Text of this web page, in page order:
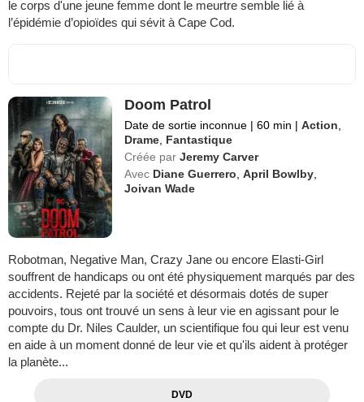
le corps d'une jeune femme dont le meurtre semble lié à
l’épidémie d’opioïdes qui sévit à Cape Cod.
Doom Patrol
Date de sortie inconnue | 60 min | Action
Drame Fantastique
Créée par Jeremy Carver
Avec Diane Guerrero ,April Bowlby
Joivan Wade
Robotman, Negative Man, Crazy Jane ou encore Elasti-Girl
souffrent de handicaps ou ont été physiquement marqués par des
accidents. Rejeté par la société et désormais dotés de super
pouvoirs, tous ont trouvé un sens à leur vie en agissant pour le
compte du Dr. Niles Caulder, un scientifique fou qui leur est venu
en aide à un moment donné de leur vie et qu'ils aident à protéger
la planète...
DVD